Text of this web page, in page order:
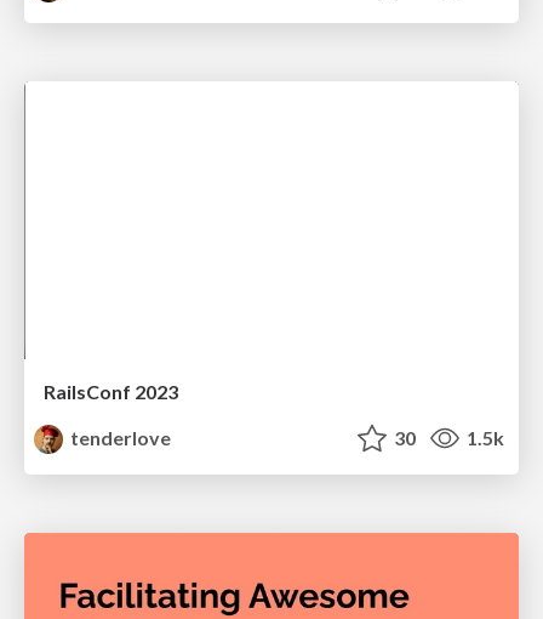
RailsConf 2023
tenderlove
30 1.5k